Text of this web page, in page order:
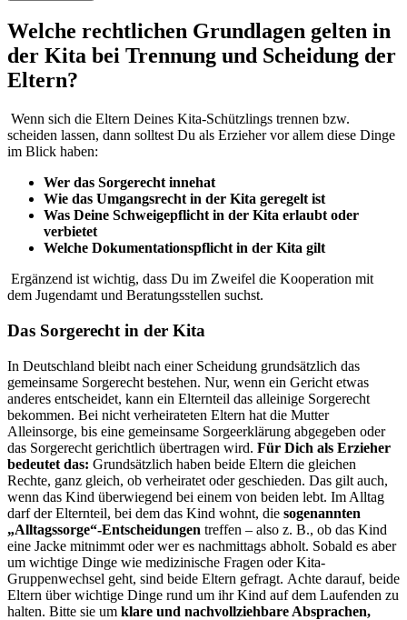
Welche rechtlichen Grundlagen gelten in
der Kita bei Trennung und Scheidung der
Eltern?
Wenn sich die Eltern Deines Kita-Schützlings trennen bzw.
scheiden lassen, dann solltest Du als Erzieher vor allem diese Dinge
im Blick haben:
Wer das Sorgerecht innehat
Wie das Umgangsrecht in der Kita geregelt ist
Was Deine Schweigepflicht in der Kita erlaubt oder
verbietet
Welche Dokumentationspflicht in der Kita gilt
Ergänzend ist wichtig, dass Du im Zweifel die Kooperation mit
dem Jugendamt und Beratungsstellen suchst.
Das Sorgerecht in der Kita
In Deutschland bleibt nach einer Scheidung grundsätzlich das
gemeinsame Sorgerecht bestehen. Nur, wenn ein Gericht etwas
anderes entscheidet, kann ein Elternteil das alleinige Sorgerecht
bekommen. Bei nicht verheirateten Eltern hat die Mutter
Alleinsorge, bis eine gemeinsame Sorgeerklärung abgegeben oder
das Sorgerecht gerichtlich übertragen wird. Für Dich als Erzieher
bedeutet das: Grundsätzlich haben beide Eltern die gleichen
Rechte, ganz gleich, ob verheiratet oder geschieden. Das gilt auch,
wenn das Kind überwiegend bei einem von beiden lebt. Im Alltag
darf der Elternteil, bei dem das Kind wohnt, die sogenannten
„Alltagssorge“-Entscheidungen treffen – also z. B., ob das Kind
eine Jacke mitnimmt oder wer es nachmittags abholt. Sobald es aber
um wichtige Dinge wie medizinische Fragen oder Kita-
Gruppenwechsel geht, sind beide Eltern gefragt. Achte darauf, beide
Eltern über wichtige Dinge rund um ihr Kind auf dem Laufenden zu
halten. Bitte sie um klare und nachvollziehbare Absprachen,